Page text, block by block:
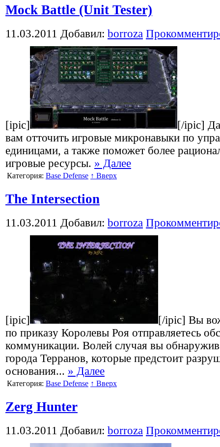
Mock Battle (Unit Tester)
11.03.2011 Добавил: borroza
[ipic]
[/ipic]
вам отточить игровые микронавыки по
единицами, а также поможет более
игровые ресурсы. » Далее
Категория: Base Defense ↑ Вверх
The Intersection
11.03.2011 Добавил: borroza
[ipic]
[/ipic] Вы
по приказу Королевы Роя отправляетесь
коммуникации. Волей случая вы
города Терранов, которые предстоит
основания... » Далее
Категория: Base Defense ↑ Вверх
Zerg Hunter
11.03.2011 Добавил: borroza